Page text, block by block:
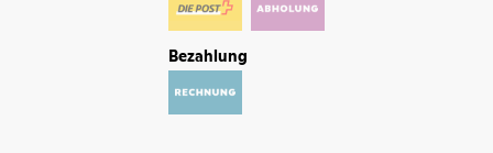
Bezahlung